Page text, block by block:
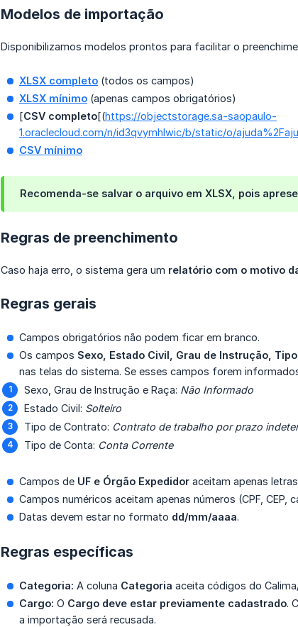
Modelos de importação
Disponibilizamos modelos prontos para facilitar o
XLSX completo (todos os campos)
XLSX mínimo (apenas campos obrigatórios)
[CSV completo[(https://objectstorage.sa-saopaulo-
1.oraclecloud.com/n/id3qvymhlwic/b/static/o/
CSV mínimo
Recomenda-se salvar o arquivo em XLSX , pois
Regras de preenchimento
Caso haja erro, o sistema gera um relatório com o motivo
Regras gerais
Campos obrigatórios não podem ficar em branco.
Os campos Sexo, Estado Civil, Grau de Instrução,
nas telas do sistema. Se esses campos forem
Sexo, Grau de Instrução e Raça: Não Informado
Estado Civil: Solteiro
Tipo de Contrato: Contrato de trabalho por prazo
Tipo de Conta: Conta Corrente
Campos de UF e Órgão Expedidor aceitam apenas
Campos numéricos aceitam apenas números (CPF,
Datas devem estar no formato dd/mm/aaaa.
Regras específicas
Categoria: A coluna Categoria aceita códigos do
Cargo: O Cargo deve estar previamente cadastrado.
a importação será recusada.